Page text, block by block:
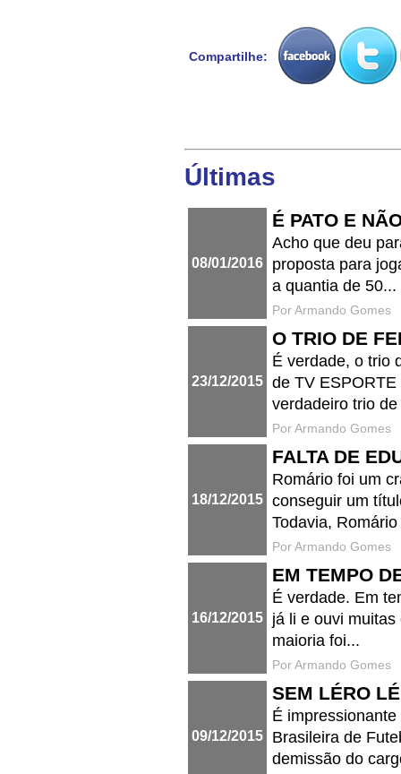
Compartilhe:
Últimas
08/01/2016
É PATO E
Acho que deu
proposta para
a quantia de 50...
Por Armando Gomes
23/12/2015
O TRIO DE
É verdade, o trio
de TV
verdadeiro trio
Por Armando Gomes
18/12/2015
FALTA DE
Romário foi um
conseguir um
Todavia,
Por Armando Gomes
16/12/2015
EM TEMPO
É verdade. Em
já li e ouvi
maioria foi...
Por Armando Gomes
09/12/2015
SEM LÉRO
É
Brasileira de
demissão do